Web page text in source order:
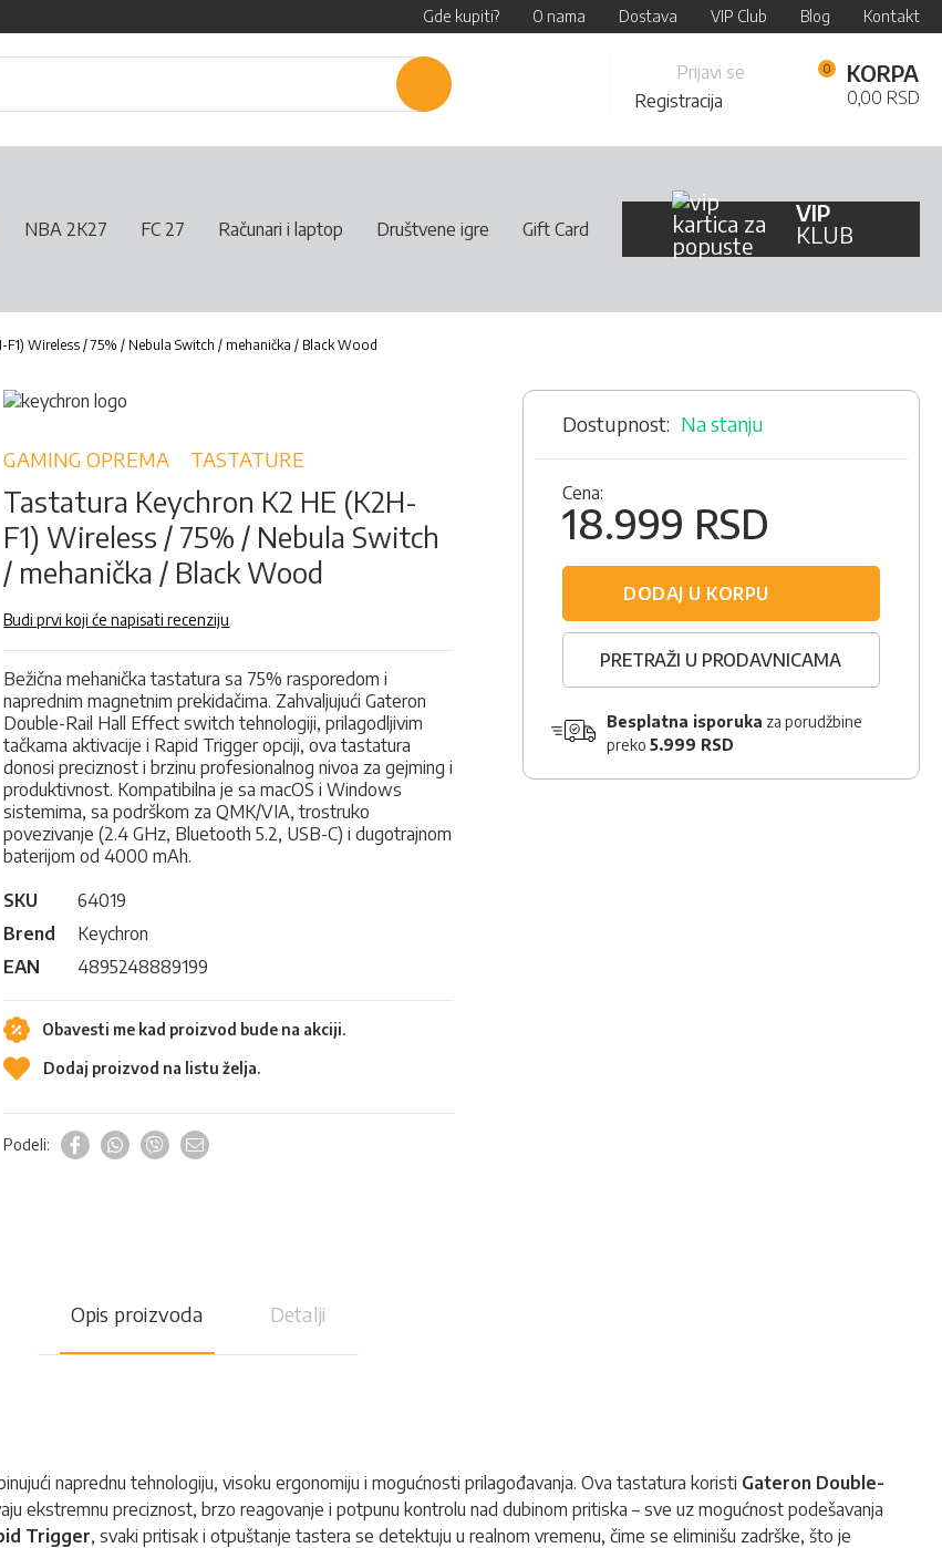
Gde kupiti? O nama Dostava VIP Club Blog Kontakt
Pretraži
Content
Prijavi se
Registracija
KORPA
0,00 RSD
NBA 2K27 FC 27 Računari i laptop Društvene igre Gift Card
VIP
KLUB
F1) Wireless / 75% / Nebula Switch / mehanička / Black Wood
GAMING OPREMA TASTATURE
Tastatura Keychron K2 HE (K2H-
F1) Wireless / 75% / Nebula Switch
/ mehanička / Black Wood
Budi prvi koji će napisati recenziju
Bežična mehanička tastatura sa 75% rasporedom i
naprednim magnetnim prekidačima. Zahvaljujući Gateron
Double-Rail Hall Effect switch tehnologiji, prilagodljivim
tačkama aktivacije i Rapid Trigger opciji, ova tastatura
donosi preciznost i brzinu profesionalnog nivoa za gejming i
produktivnost. Kompatibilna je sa macOS i Windows
sistemima, sa podrškom za QMK/VIA, trostruko
povezivanje (2.4 GHz, Bluetooth 5.2, USB-C) i dugotrajnom
baterijom od 4000 mAh.
SKU
64019
Brend
Keychron
EAN
4895248889199
Obavesti me kad proizvod bude na akciji.
Dodaj proizvod na listu želja.
Podeli:
Na stanju
Cena:
18.999 RSD
DODAJ U KORPU
PRETRAŽI U PRODAVNICAMA
Besplatna isporuka za porudžbine
preko 5.999 RSD
Opis proizvoda Detalji
naprednu tehnologiju, visoku ergonomiju i mogućnosti prilagođavanja. Ova tastatura koristi Gateron Double-
ekstremnu preciznost, brzo reagovanje i potpunu kontrolu nad dubinom pritiska – sve uz mogućnost podešavanja
Trigger, svaki pritisak i otpuštanje tastera se detektuju u realnom vremenu, čime se eliminišu zadrške, što je